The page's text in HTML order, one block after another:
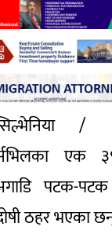
एक
पटक-पटक
ठहर भएका